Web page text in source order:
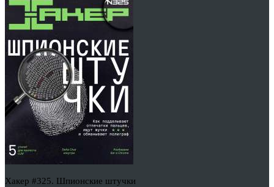
Хакер #325. Шпионские штучки